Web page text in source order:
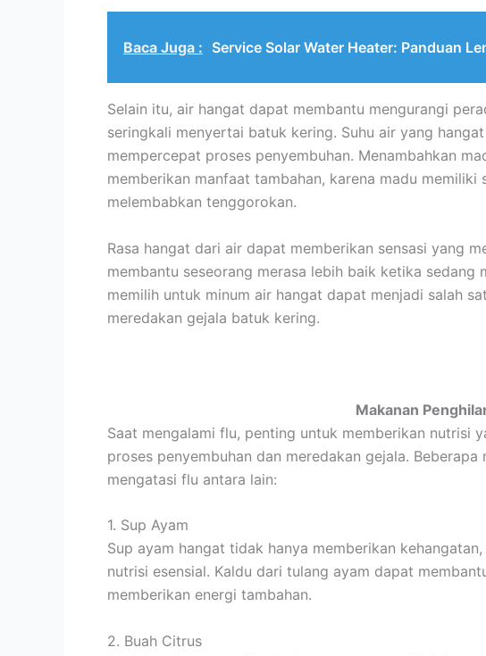
Baca Juga : Service Solar Water Heater: Panduan
Selain itu, air hangat dapat membantu mengurangi
seringkali menyertai batuk kering. Suhu air yang
mempercepat proses penyembuhan. Menambahkan
memberikan manfaat tambahan, karena madu
melembabkan tenggorokan.
Rasa hangat dari air dapat memberikan sensasi yang
membantu seseorang merasa lebih baik ketika sedang
memilih untuk minum air hangat dapat menjadi salah
meredakan gejala batuk kering.
Makanan
Saat mengalami flu, penting untuk memberikan nutrisi
proses penyembuhan dan meredakan gejala.
mengatasi flu antara lain:
1. Sup Ayam
Sup ayam hangat tidak hanya memberikan
nutrisi esensial. Kaldu dari tulang ayam dapat
memberikan energi tambahan.
2. Buah Citrus